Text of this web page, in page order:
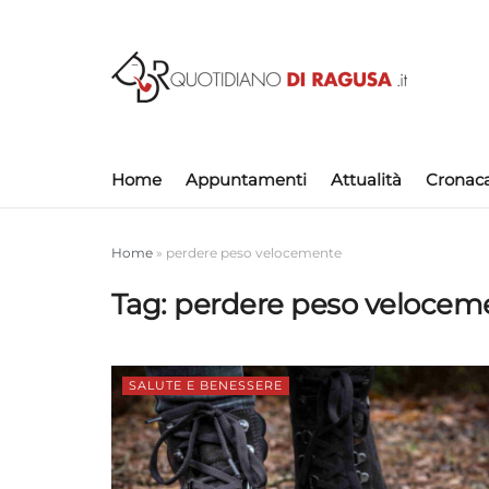
Home Appuntamenti Attualità
Home » perdere peso velocemente
Tag: perdere peso
SALUTE E BENESSERE